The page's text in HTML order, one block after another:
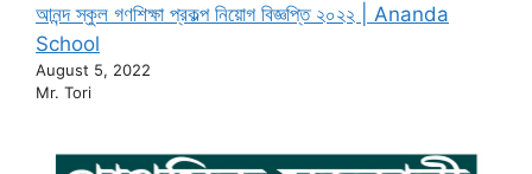
আনন্দ স্কুল গণশিক্ষা প্রকল্প নিয়োগ বিজ্ঞপ্তি ২০২২ | Ananda
School
August 5, 2022
Mr. Tori